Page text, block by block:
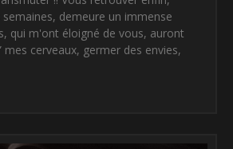
semaines, demeure un immense
qui m'ont éloigné de vous, auront
mes cerveaux, germer des envies,